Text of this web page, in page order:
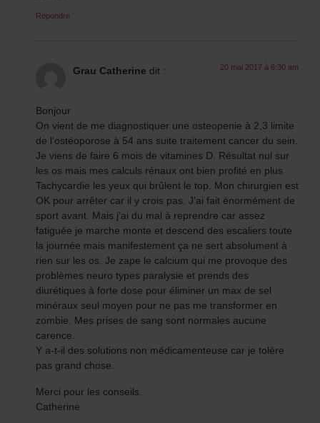
Répondre
Grau Catherine dit : 20 mai 2017 à 6:30 am
Bonjour
On vient de me diagnostiquer une osteopenie à 2,3 limite
de l’ostéoporose à 54 ans suite traitement cancer du sein.
Je viens de faire 6 mois de vitamines D. Résultat nul sur
les os mais mes calculs rénaux ont bien profité en plus
Tachycardie les yeux qui brûlent le top. Mon chirurgien est
OK pour arrêter car il y crois pas. J’ai fait énormément de
sport avant. Mais j’ai du mal à reprendre car assez
fatiguée je marche monte et descend des escaliers toute
la journée mais manifestement ça ne sert absolument à
rien sur les os. Je zape le calcium qui me provoque des
problèmes neuro types paralysie et prends des
diurétiques à forte dose pour éliminer un max de sel
minéraux seul moyen pour ne pas me transformer en
zombie. Mes prises de sang sont normales aucune
carence.
Y a-t-il des solutions non médicamenteuse car je tolère
pas grand chose.
Merci pour les conseils.
Catherine